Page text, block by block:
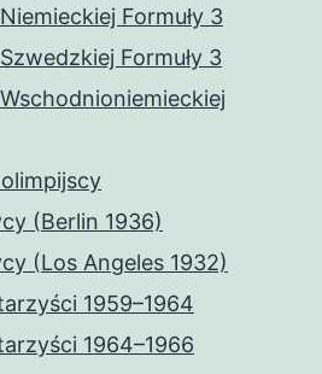
Formuły 3
Formuły 3
(Berlin 1936)
(Los Angeles 1932)
1959–1964
1964–1966